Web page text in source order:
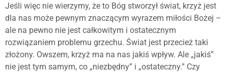
Jeśli więc nie wierzymy, że to Bóg stworzył świat, krzyż jest
dla nas może pewnym znaczącym wyrazem miłości Bożej –
ale na pewno nie jest całkowitym i ostatecznym
rozwiązaniem problemu grzechu. Świat jest przecież taki
złożony. Owszem, krzyż ma na nas jakiś wpływ. Ale „jakiś”
nie jest tym samym, co „niezbędny” i „ostateczny.” Czy